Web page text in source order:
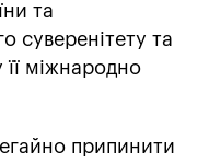
та
суверенітету та
її міжнародно
припинити